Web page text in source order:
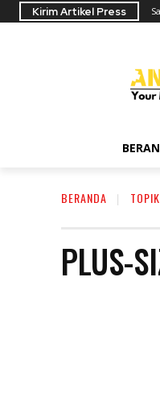
Kirim Artikel Press
BERANDA TOPIK
PLUS-